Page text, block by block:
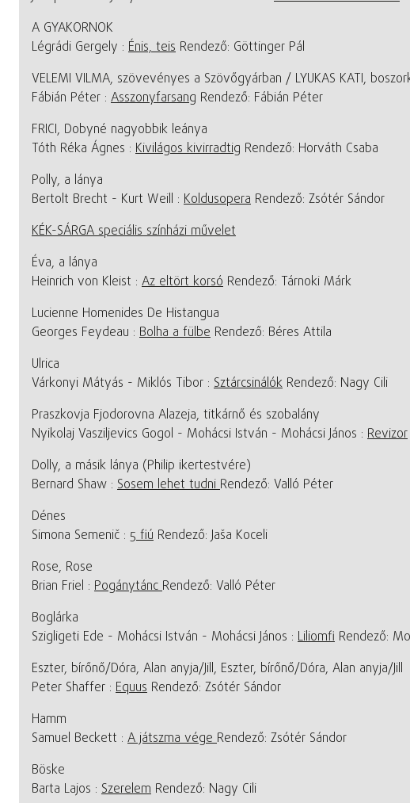
A GYAKORNOK
Légrádi Gergely : Énis, teis Rendező: Göttinger Pál
VELEMI VILMA, szövevényes a Szövőgyárban / LYUKAS KATI,
Fábián Péter : Asszonyfarsang Rendező: Fábián Péter
FRICI, Dobyné nagyobbik leánya
Tóth Réka Ágnes : Kivilágos kivirradtig Rendező: Horváth Csaba
Polly, a lánya
Bertolt Brecht - Kurt Weill : Koldusopera Rendező: Zsótér Sándor
KÉK-SÁRGA speciális színházi művelet
Éva, a lánya
Heinrich von Kleist : Az eltört korsó Rendező: Tárnoki Márk
Lucienne Homenides De Histangua
Georges Feydeau : Bolha a fülbe Rendező: Béres Attila
Ulrica
Várkonyi Mátyás - Miklós Tibor : Sztárcsinálók Rendező: Nagy Cili
Praszkovja Fjodorovna Alazeja, titkárnő és szobalány
Nyikolaj Vasziljevics Gogol - Mohácsi István - Mohácsi János : Revizor
Dolly, a másik lánya (Philip ikertestvére)
Bernard Shaw : Sosem lehet tudniRendező: Valló Péter
Dénes
Simona Semenič : 5 fiú Rendező: Jaša Koceli
Rose, Rose
Brian Friel : PogánytáncRendező: Valló Péter
Boglárka
Szigligeti Ede - Mohácsi István - Mohácsi János : Liliomfi Rendező:
Eszter, bírőnő/Dóra, Alan anyja/Jill, Eszter, bírőnő/Dóra, Alan anyja/Jill
Peter Shaffer : Equus Rendező: Zsótér Sándor
Hamm
Samuel Beckett : A játszma végeRendező: Zsótér Sándor
Böske
Barta Lajos : Szerelem Rendező: Nagy Cili